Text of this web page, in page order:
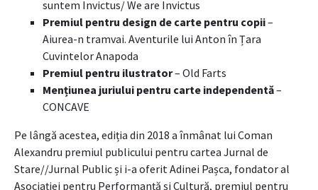
suntem Invictus/ We are Invictus
Premiul pentru design de carte pentru copii–
Aiurea-n tramvai. Aventurile lui Anton în Țara
Cuvintelor Anapoda
Premiul pentru ilustrator– Old Farts
Mențiunea juriului pentru carte independentă–
CONCAVE
Pe lângă acestea, ediția din 2018 a înmânat lui Coman
Alexandru premiul publicului pentru cartea Jurnal de
Stare//Jurnal Public și i-a oferit Adinei Pașca, fondator al
Asociației pentru Performanță și Cultură, premiul pentru